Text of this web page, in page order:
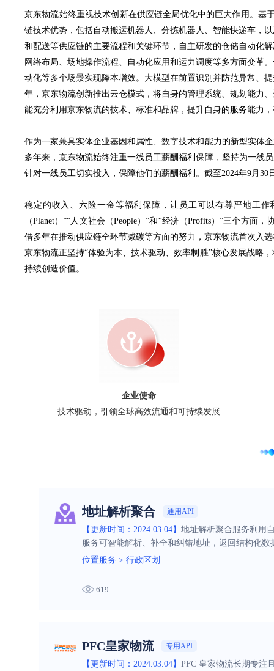
京东物流始终重视技术创新在供应链全局优化中的巨大作用。基
链技术优势，包括自动搬运机器人、分拣机器人、智能快递车，
和配送等供应链的主要流程和关键环节，自主研发的仓储自动化
网络布局、场地操作流程、自动化应用和运力调度等多方面变革
动化等多个场景实现降本增效。大模型在前置识别并防范异常、
年，京东物流创新推出云仓模式，将自身的管理系统、规划能力
能充分利用京东物流的技术、标准和品牌，提升自身的服务能力
作为一家兼具实体企业基因和属性、数字技术和能力的新型实体
多年来，京东物流始终注重一线员工薪酬福利保障，坚持为一线
针对一线员工切实投入，保障他们的薪酬福利。截至2024年9月
稳定的收入、六险一金等福利保障，让员工可以有尊严地工
（Planet）”“人文社会（People）”和“经济（Profits）”三个方
借多年在推动供应链全环节减碳等方面的努力，京东物流首次入
京东物流正坚持“体验为本、技术驱动、效率制胜”核心发展战略
持续创造价值。
企业使命
技术驱动，引领全球高效流通和可持续发展
地址解析聚合 通用API
【更新时间：2024.03.04】 地址解析聚合服务利用
服务可智能解析、补全和纠错地址，返回结构化
位置服务 > 行政区划
619
PFC皇家物流 专用API
【更新时间：2024.03.04】 PFC 皇家物流长期专注